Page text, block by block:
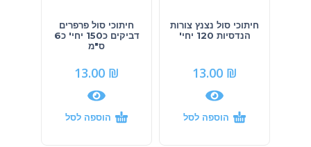
חיתוכי סול נצנץ צורות
הנדסיות 120 יחי'
13.00 ₪
הוספה לסל
חיתוכי סול פרפרים
דביקים כ150 יחי' כ6
ס"מ
13.00 ₪
הוספה לסל